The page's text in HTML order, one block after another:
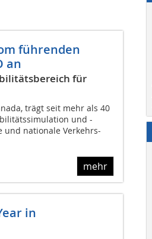
führenden
an
für
trägt seit mehr als 40
und -
nationale Verkehrs-
mehr
in